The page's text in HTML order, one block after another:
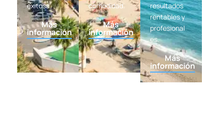
exitosa.
Más
información
comodidad.
Más
información
resultados
rentables y
profesional
es.
Más
información